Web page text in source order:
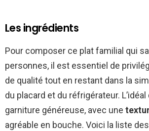
Les ingrédients
Pour composer ce plat familial qui
personnes, il est essentiel de
de qualité tout en restant dans la
du placard et du réfrigérateur. L’idéal
garniture généreuse, avec une
agréable en bouche. Voici la liste